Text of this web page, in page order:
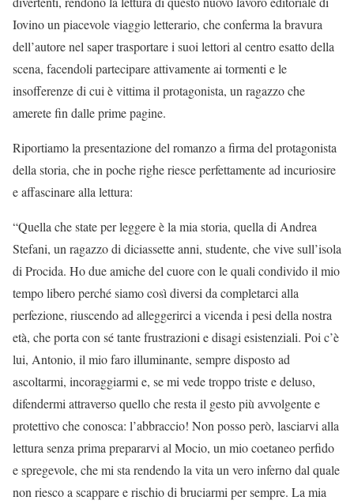
Iovino un piacevole viaggio letterario, che conferma la bravura
dell’autore nel saper trasportare i suoi lettori al centro esatto della
scena, facendoli partecipare attivamente ai tormenti e le
insofferenze di cui è vittima il protagonista, un ragazzo che
amerete fin dalle prime pagine.
Riportiamo la presentazione del romanzo a firma del protagonista
della storia, che in poche righe riesce perfettamente ad incuriosire
e affascinare alla lettura:
“Quella che state per leggere è la mia storia, quella di Andrea
Stefani, un ragazzo di diciassette anni, studente, che vive sull’isola
di Procida. Ho due amiche del cuore con le quali condivido il mio
tempo libero perché siamo così diversi da completarci alla
perfezione, riuscendo ad alleggerirci a vicenda i pesi della nostra
età, che porta con sé tante frustrazioni e disagi esistenziali. Poi c’è
lui, Antonio, il mio faro illuminante, sempre disposto ad
ascoltarmi, incoraggiarmi e, se mi vede troppo triste e deluso,
difendermi attraverso quello che resta il gesto più avvolgente e
protettivo che conosca: l’abbraccio! Non posso però, lasciarvi alla
lettura senza prima prepararvi al Mocio, un mio coetaneo perfido
e spregevole, che mi sta rendendo la vita un vero inferno dal quale
non riesco a scappare e rischio di bruciarmi per sempre. La mia